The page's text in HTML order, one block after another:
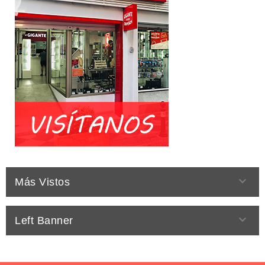
Más Vistos 
Left Banner 